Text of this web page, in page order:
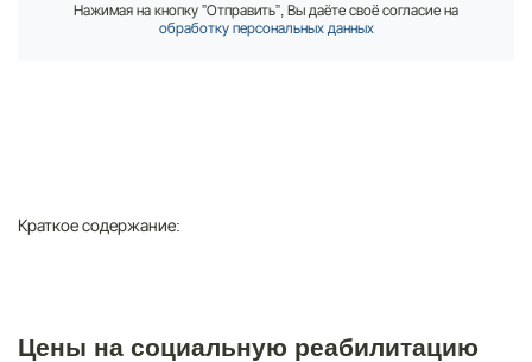
Нажимая на кнопку ”Отправить”, Вы даёте своё согласие на
обработку персональных данных
Краткое содержание:
Цены на социальную реабилитацию